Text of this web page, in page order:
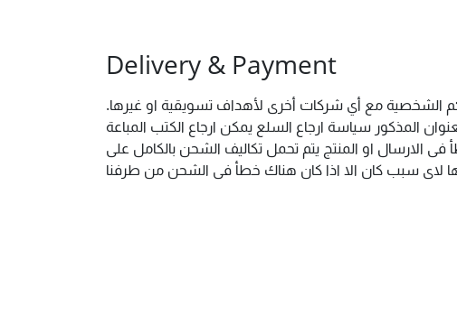
Delivery & Payment
الشخصية مع أي شركات أخرى لأهداف تسويقية او غيرها.
المذكور سياسة ارجاع السلع يمكن ارجاع الكتب المباعة
الارسال او المنتج يتم تحمل تكاليف الشحن بالكامل على
لاى سبب كان الا اذا كان هناك خطأ فى الشحن من طرفنا